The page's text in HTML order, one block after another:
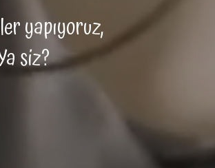
yapıyoruz,
siz?